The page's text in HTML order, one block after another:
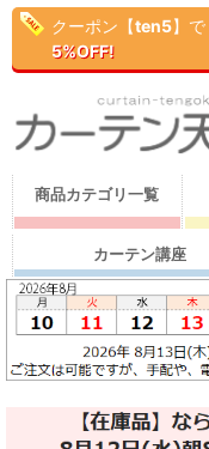
クーポン【ten5】で
5%OFF!
商品カテゴリ一覧
カーテン講座